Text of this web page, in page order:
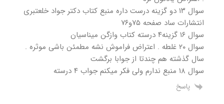
سوال ۱۳ دو گزینه درست داره منبع کتاب دکتر جواد خلعتبری
انتشارات ساد صفحه ۷۵و۷۶
سوال ۱۶ گزینه۴ درسته کتاب وازگن میناسیان
سوال ۲۰ غلطه . اعتراض فراموش نشه مطمئن باشی موثره .
سال گذشته هم چندتا از جوابا برگشت
سوال ۱۸ منبع ندارم ولی فکر میکنم جواب ۴ درسته
پاسخ